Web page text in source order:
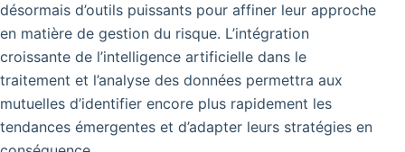
désormais d’outils puissants pour affiner leur approche
en matière de gestion du risque. L’intégration
croissante de l’intelligence artificielle dans le
traitement et l’analyse des données permettra aux
mutuelles d’identifier encore plus rapidement les
tendances émergentes et d’adapter leurs stratégies en